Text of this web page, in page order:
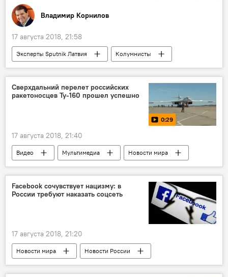
Владимир Корнилов
17 августа 2018, 21:58
Эксперты Sputnik Латвия
Колумнисты
Великобритания
Борис Джонсон
Сверхдальний перелет российских
ракетоносцев Ту-160 прошел успешно
0:29
17 августа 2018, 21:40
Видео Мультимедиа
Новости мира
Новости России
Россия
ВКС России
Facebook сочувствует нацизму: в
России требуют наказать соцсеть
17 августа 2018, 21:20
Новости мира
Новости России
Латвия
Россия
Виталий Милонов